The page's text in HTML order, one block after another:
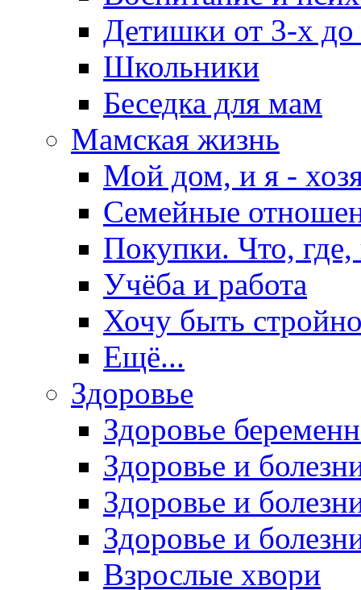
Детишки от 3-х
Школьники
Беседка для мам
Мамская жизнь
Мой дом, и я -
Семейные
Покупки. Что, где,
Учёба и работа
Хочу быть
Ещё...
Здоровье
Здоровье
Здоровье и
Здоровье и
Здоровье и
Взрослые хвори